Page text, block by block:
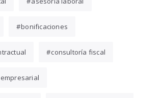
bonificaciones
consultoría fiscal